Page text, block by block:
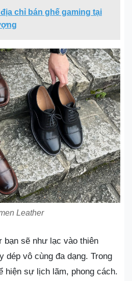
chỉ bán ghế gaming tại
Leather
bạn sẽ như lạc vào thiên
dép vô cùng đa dạng. Trong
hiện sự lịch lãm, phong cách.